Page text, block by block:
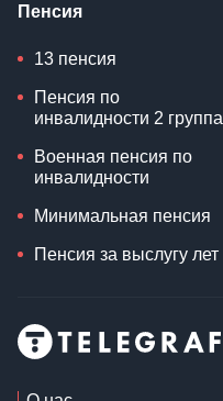
Пенсия
13 пенсия
Пенсия по
инвалидности 2 группа
Военная пенсия по
инвалидности
Минимальная пенсия
Пенсия за выслугу лет